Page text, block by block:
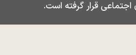
قرار گرفته است.